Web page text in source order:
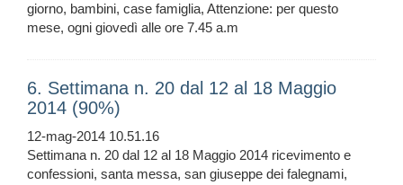
giorno, bambini, case famiglia, Attenzione: per questo
mese, ogni giovedì alle ore 7.45 a.m
6. Settimana n. 20 dal 12 al 18 Maggio
2014 (90%)
12-mag-2014 10.51.16
Settimana n. 20 dal 12 al 18 Maggio 2014 ricevimento e
confessioni, santa messa, san giuseppe dei falegnami,